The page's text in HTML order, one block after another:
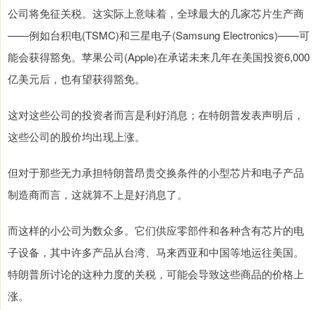
公司将免征关税。这实际上意味着，全球最大的几家芯片生产商
——例如台积电(TSMC)和三星电子(Samsung Electronics)——可
能会获得豁免。苹果公司(Apple)在承诺未来几年在美国投资6,000
亿美元后，也有望获得豁免。
这对这些公司的投资者而言是利好消息；在特朗普发表声明后，
这些公司的股价均出现上涨。
但对于那些无力承担特朗普昂贵交换条件的小型芯片和电子产品
制造商而言，这就算不上是好消息了。
而这样的小公司为数众多。它们供应零部件和各种含有芯片的电
子设备，其中许多产品从台湾、马来西亚和中国等地运往美国。
特朗普所讨论的这种力度的关税，可能会导致这些商品的价格上
涨。